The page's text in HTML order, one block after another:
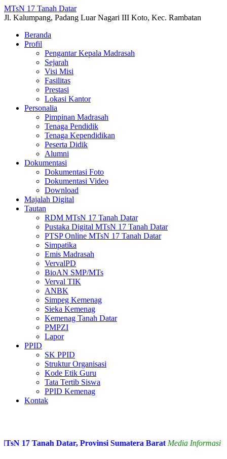
MTsN 17 Tanah Datar
Jl. Kalumpang, Padang Luar Nagari III Koto, Kec. Rambatan
Beranda
Profil
Pengantar Kepala Madrasah
Sejarah
Visi Misi
Fasilitas
Prestasi
Lokasi Kantor
Personalia
Pimpinan Madrasah
Tenaga Pendidik
Tenaga Kependidikan
Peserta Didik
Alumni
Dokumentasi
Dokumentasi Foto
Dokumentasi Video
Download
Majalah Digital
Tautan
RDM MTsN 17 Tanah Datar
Pustaka Digital MTsN 17 Tanah Datar
PTSP Online MTsN 17 Tanah Datar
Simpatika
Emis Madrasah
VervalPD
BioAN SMP/MTs
Verval TIK
ANBK
Simpeg Kemenag
Sieka Kemenag
Kemenag Tanah Datar
PMPZI
Lapor
PPID
SK PPID
Struktur Organisasi
Kode Etik Guru
Tata Tertib Siswa
PPID Kemenag
Kontak
17 Tanah Datar, Provinsi Sumatera Barat Media Informasi dan